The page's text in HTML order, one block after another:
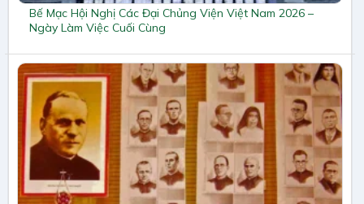
Bế Mạc Hội Nghị Các Đại Chủng Viện Việt Nam 2026 –
Ngày Làm Việc Cuối Cùng